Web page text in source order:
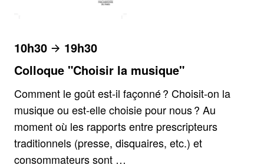
Colloque "Choisir la musique"
10h30 19h30
Comment le goût est-il façonné ? Choisit-on la
musique ou est-elle choisie pour nous ? Au
moment où les rapports entre prescripteurs
traditionnels (presse, disquaires, etc.) et
consommateurs sont …